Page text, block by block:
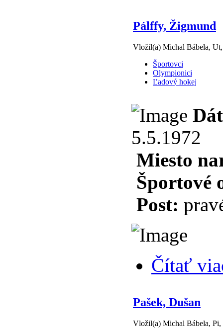
Pálffy, Žigmund
Vložil(a) Michal Bábela,
Športovci
Olympionici
Ľadový hokej
5.5.1972
Miesto
Športové
Post:
Čítať
Pašek, Dušan
Vložil(a) Michal Bábela, Pi,